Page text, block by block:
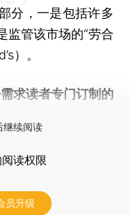
分，一是包括许多
监管该市场的“劳合
）。
求读者专门订制的
继续阅读
读权限
员升级